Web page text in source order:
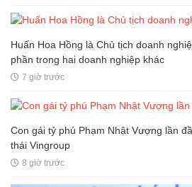
Huấn Hoa Hồng là Chủ tịch doanh
phần trong hai doanh nghiệp khác
7 giờ trước
Con gái tỷ phú Phạm Nhật Vượng lần
thái Vingroup
8 giờ trước